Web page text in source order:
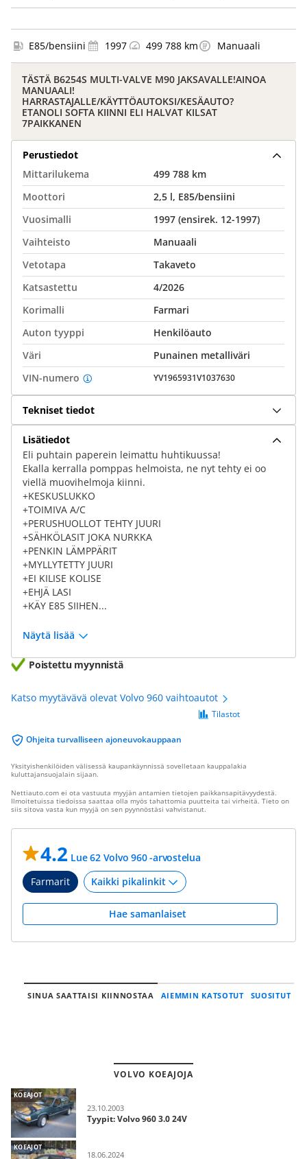
E85/bensiini 1997 499 788 km Manuaali
TÄSTÄ B6254S MULTI-VALVE M90 JAKSAVALLE!AINOA
MANUAALI!
HARRASTAJALLE/KÄYTTÖAUTOKSI/KESÄAUTO?
ETANOLI SOFTA KIINNI ELI HALVAT KILSAT
7PAIKKANEN
Perustiedot
Mittarilukema
499 788 km
Moottori
2,5 l, E85/bensiini
Vuosimalli
1997 (ensirek. 12-1997)
Vaihteisto
Manuaali
Vetotapa
Takaveto
Katsastettu
4/2026
Korimalli
Farmari
Auton tyyppi
Henkilöauto
Väri
Punainen metalliväri
VIN-numero
YV1965931V1037630
Tekniset tiedot
Lisätiedot
Eli puhtain paperein leimattu huhtikuussa!
Ekalla kerralla pomppas helmoista, ne nyt tehty ei oo
viellä muovihelmoja kiinni.
+KESKUSLUKKO
+TOIMIVA A/C
+PERUSHUOLLOT TEHTY JUURI
+SÄHKÖLASIT JOKA NURKKA
+PENKIN LÄMPPÄRIT
+MYLLYTETTY JUURI
+EI KILISE KOLISE
+EHJÄ LASI
+KÄY E85 SIIHEN...
Näytä lisää
Poistettu myynnistä
Katso myytävävä olevat Volvo 960 vaihtoautot
Ohjeita turvalliseen ajoneuvokauppaan
Tilastot
Yksityishenkilöiden välisessä kaupankäynnissä sovelletaan kauppalakia
kuluttajansuojalain sijaan.
Nettiauto.com ei ota vastuuta myyjän antamien tietojen paikkansapitävyydestä.
Ilmoitetuissa tiedoissa saattaa olla myös tahattomia puutteita tai virheitä. Tieto on
siis sitova vasta kun myyjä on sen pyynnöstäsi vahvistanut.
4.2 Lue 62 Volvo 960 -arvostelua
Farmarit
Hae samanlaiset
SINUA SAATTAISI KIINNOSTAA AIEMMIN KATSOTUT SUOSITUT
VOLVO KOEAJOJA
KOEAJOT
23.10.2003
Tyypit: Volvo 960 3.0 24V
KOEAJOT
18.06.2024